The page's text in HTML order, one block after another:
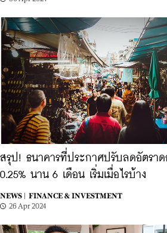
สรุป! ธนาคารที่ประกาศปรับลดอัตราด
0.25% นาน 6 เดือน เริ่มเมื่อไรบ้าง
NEWS |
FINANCE & INVESTMENT
26 Apr 2024